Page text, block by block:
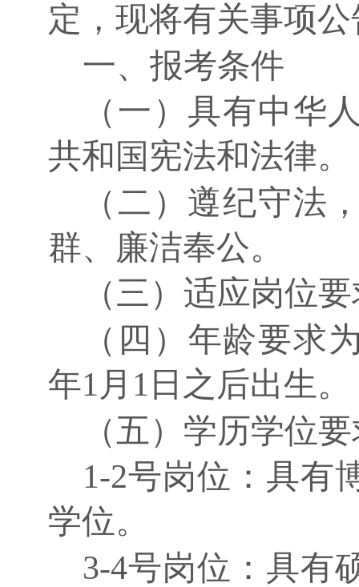
定，现将有关事项
一、报考条件
（一）具有中华
共和国宪法和法律。
（二）遵纪守法
群、廉洁奉公。
（三）适应岗位
（四）年龄要求
年1月1日之后出生。
（五）学历学位
1-2号岗位：具有
学位。
3-4号岗位：具有